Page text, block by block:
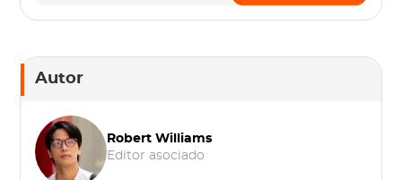
Autor
Robert Williams
Editor asociado